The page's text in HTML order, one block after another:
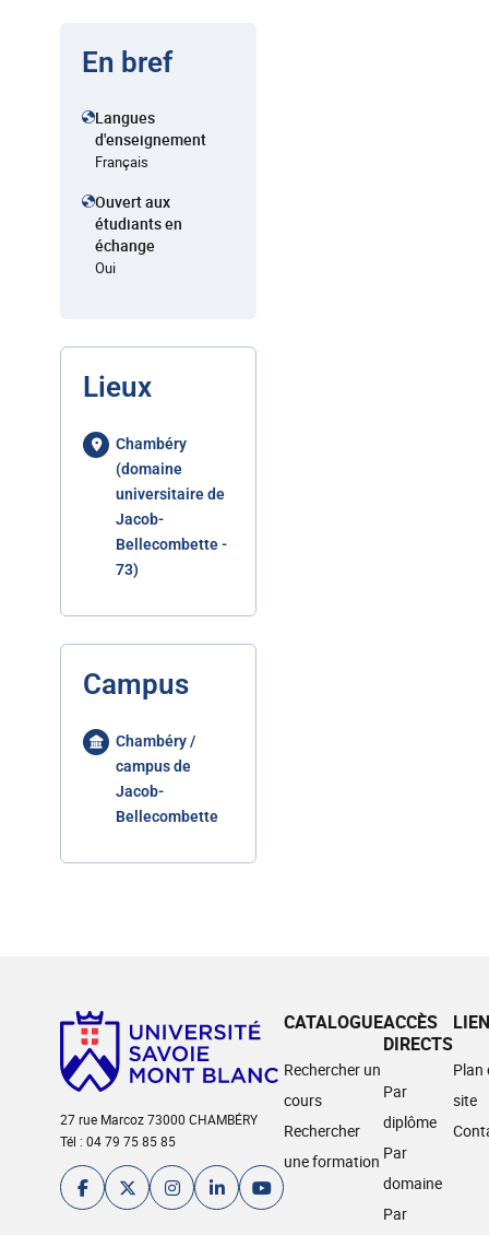
En bref
Langues
d'enseignement
Français
Ouvert aux
étudiants en
échange
Oui
Lieux
Chambéry
(domaine
universitaire de
Jacob-
Bellecombette -
73)
Campus
Chambéry /
campus de
Jacob-
Bellecombette
27 rue Marcoz 73000 CHAMBÉRY
Tél : 04 79 75 85 85
CATALOGUE
Rechercher un
cours
Rechercher
une formation
ACCÈS
DIRECTS
Par
diplôme
Par
domaine
Par
Plan
site